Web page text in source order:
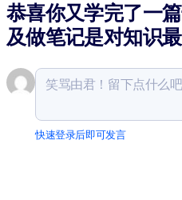
恭喜你又学完了一
及做笔记是对知识
快速登录后即可发言